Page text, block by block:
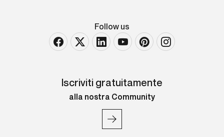
Follow us
Iscriviti gratuitamente
alla nostra Community